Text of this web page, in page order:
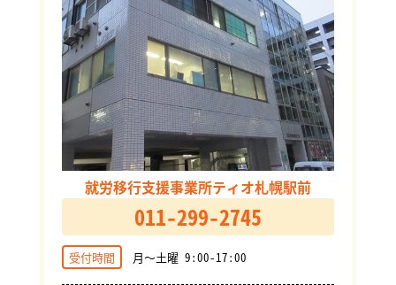
就労移行支援事業所ティオ札幌駅前
011-299-2745
受付時間 月～土曜 9:00-17:00